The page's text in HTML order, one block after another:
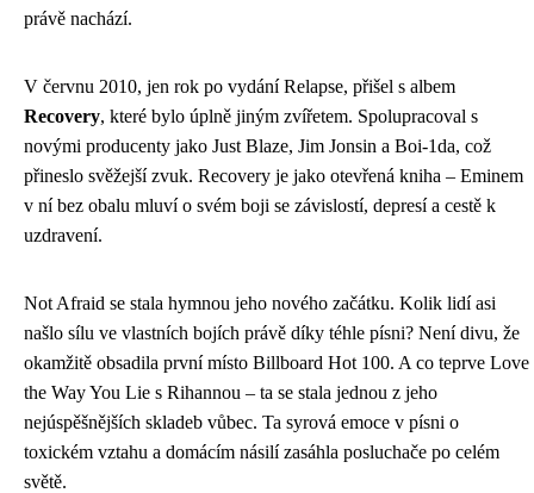
právě nachází.
V červnu 2010, jen rok po vydání Relapse, přišel s albem
Recovery, které bylo úplně jiným zvířetem. Spolupracoval s
novými producenty jako Just Blaze, Jim Jonsin a Boi-1da, což
přineslo svěžejší zvuk. Recovery je jako otevřená kniha – Eminem
v ní bez obalu mluví o svém boji se závislostí, depresí a cestě k
uzdravení.
Not Afraid se stala hymnou jeho nového začátku. Kolik lidí asi
našlo sílu ve vlastních bojích právě díky téhle písni? Není divu, že
okamžitě obsadila první místo Billboard Hot 100. A co teprve Love
the Way You Lie s Rihannou – ta se stala jednou z jeho
nejúspěšnějších skladeb vůbec. Ta syrová emoce v písni o
toxickém vztahu a domácím násilí zasáhla posluchače po celém
světě.